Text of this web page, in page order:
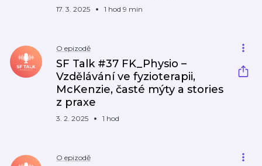
17. 3. 2025 1 hod 9 min
O epizodě
SF Talk #37 FK_Physio –
Vzdělávání ve fyzioterapii,
McKenzie, časté mýty a stories
z praxe
3. 2. 2025 1 hod
O epizodě